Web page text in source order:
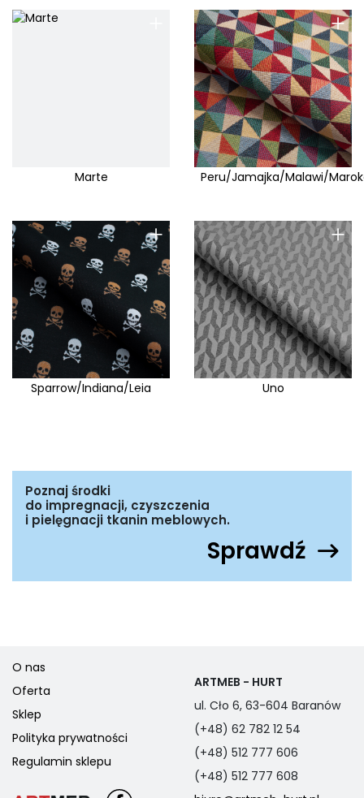
Marte
+
Peru/Jamajka/Malawi/
+
Sparrow/Indiana/Leia
+
Uno
Poznaj środki
do impregnacji, czyszczenia
i pielęgnacji tkanin meblowych.
Sprawdź
O nas
Oferta
Sklep
Polityka prywatności
Regulamin sklepu
ARTMEB - HURT
ul. Cło 6, 63-604 Baranów
(+48) 62 782 12 54
(+48) 512 777 606
(+48) 512 777 608